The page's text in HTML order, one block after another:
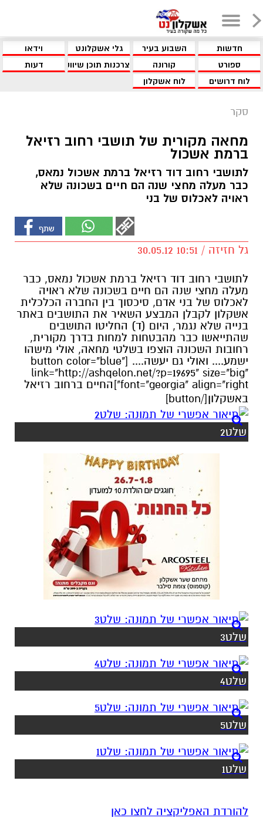
חדשות השבוע בעיר גלי אשקלונט
וידאו
ספורט
קורונה צרכנות תוכן שיווקי
דעות
לוח דרושים
לוח אשקלון
סקר
מחאה מקורית של תושבי רחוב רזיאל
ברמת אשכול
לתושבי רחוב דוד רזיאל ברמת אשכול נמאס,
כבר מעלה מחצי שנה הם חיים בשכונה שלא
ראויה לאכלוס של בני
גל חזיזה / 10:51 30.05.12
לתושבי רחוב דוד רזיאל ברמת אשכול נמאס, כבר
מעלה מחצי שנה הם חיים בשכונה שלא ראויה
לאכלוס של בני אדם, סיכסוך בין החברה הכלכלית
אשקלון לקבלן המבצע השאיר את התושבים באתר
בנייה שלא נגמר, היום (ד) החליטו התושבים
שהתייאשו כבר מהבטחות למחות בדרך מקורית,
רחובות השכונה הוצפו בשלטי מחאה, אולי מישהו
ישמע.... ואולי גם יעשה.... [button color="blue"
link="http://ashqelon.net/?p=19695" size="big"
font="georgia" align="right"]החיים ברחוב רזיאל
באשקלון[/button]
שלט2
שלט3
שלט4
שלט5
שלט1
להורדת האפליקציה לחצו כאן